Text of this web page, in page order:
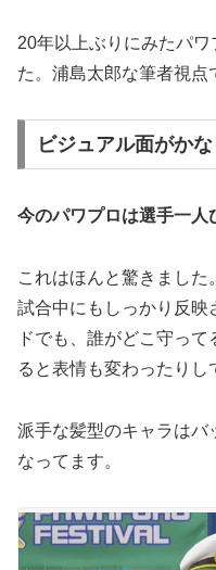
20年以上ぶりにみたパ
た。浦島太郎な筆者視点
ビジュアル面がか
今のパワプロは選手一人
これはほんと驚きました。
試合中にもしっかり反映
ドでも、誰がどこ守っ
ると表情も変わったりし
派手な髪型のキャラはバ
なってます。